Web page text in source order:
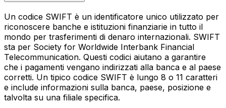
Un codice SWIFT è un identificatore unico utilizzato per
riconoscere banche e istituzioni finanziarie in tutto il
mondo per trasferimenti di denaro internazionali. SWIFT
sta per Society for Worldwide Interbank Financial
Telecommunication. Questi codici aiutano a garantire
che i pagamenti vengano indirizzati alla banca e al paese
corretti. Un tipico codice SWIFT è lungo 8 o 11 caratteri
e include informazioni sulla banca, paese, posizione e
talvolta su una filiale specifica.